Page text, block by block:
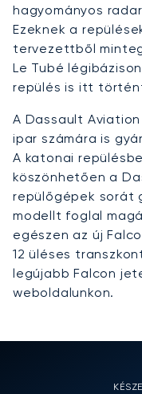
hagyományos
Ezeknek a
tervezettből
Le Tubé
repülés is itt
A Dassault
ipar számára is
A katonai
köszönhetően a
repülőgépek sorát
modellt foglal
egészen az új
12 üléses
legújabb Falcon
weboldalunkon.